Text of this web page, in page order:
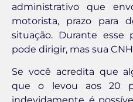
administrativo que
motorista, prazo para
situação. Durante esse
pode dirigir, mas sua
Se você acredita que
que o levou aos 20